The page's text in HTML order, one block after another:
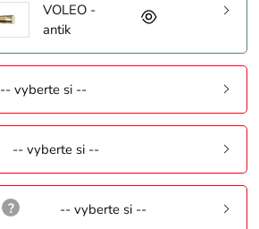
VOLEO -
antik
-- vyberte si --
-- vyberte si --
-- vyberte si --